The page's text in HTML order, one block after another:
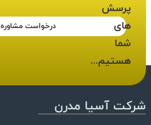
درخواست مشاوره
پرسش
های
شما
هستیم...
شرکت آسیا مدرن